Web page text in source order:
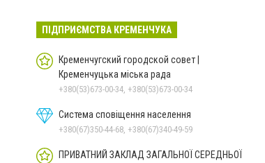
ПІДПРИЄМСТВА КРЕМЕНЧУКА
Кременчугский городской совет |
Кременчуцька міська рада
+380(53)673-00-34, +380(53)673-00-34
Система сповіщення населення
+380(67)350-44-68, +380(67)340-49-59
ПРИВАТНИЙ ЗАКЛАД ЗАГАЛЬНОЇ СЕРЕДНЬОЇ